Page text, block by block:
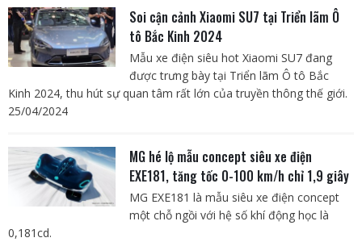
Soi cận cảnh Xiaomi SU7 tại Triển lãm Ô
tô Bắc Kinh 2024
Mẫu xe điện siêu hot Xiaomi SU7 đang
được trưng bày tại Triển lãm Ô tô Bắc
Kinh 2024, thu hút sự quan tâm rất lớn của truyền thông thế giới.
25/04/2024
MG hé lộ mẫu concept siêu xe điện
EXE181, tăng tốc 0-100 km/h chỉ 1,9 giây
MG EXE181 là mẫu siêu xe điện concept
một chỗ ngồi với hệ số khí động học là
0,181cd.